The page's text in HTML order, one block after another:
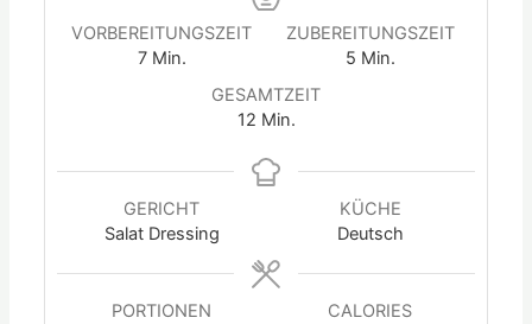
VORBEREITUNGSZEIT
7 Min.
ZUBEREITUNGSZEIT
5 Min.
GESAMTZEIT
12 Min.
GERICHT
Salat Dressing
KÜCHE
Deutsch
PORTIONEN
CALORIES